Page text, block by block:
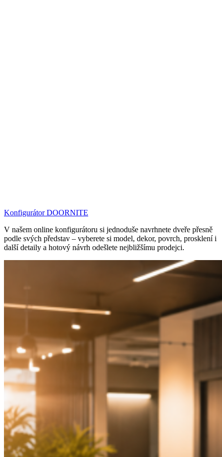
Konfigurátor DOORNITE
V našem online konfigurátoru si jednoduše navrhnete dveře přesně
podle svých představ – vyberete si model, dekor, povrch, prosklení i
další detaily a hotový návrh odešlete nejbližšímu prodejci.